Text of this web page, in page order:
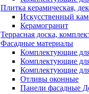
Плитка керамическая,
Искусственный
Керамогранит
Террасная доска,
Фасадные материалы
Комплектующие
Комплектующие
Комплектующие
Отливы оконные
Панели фасадные